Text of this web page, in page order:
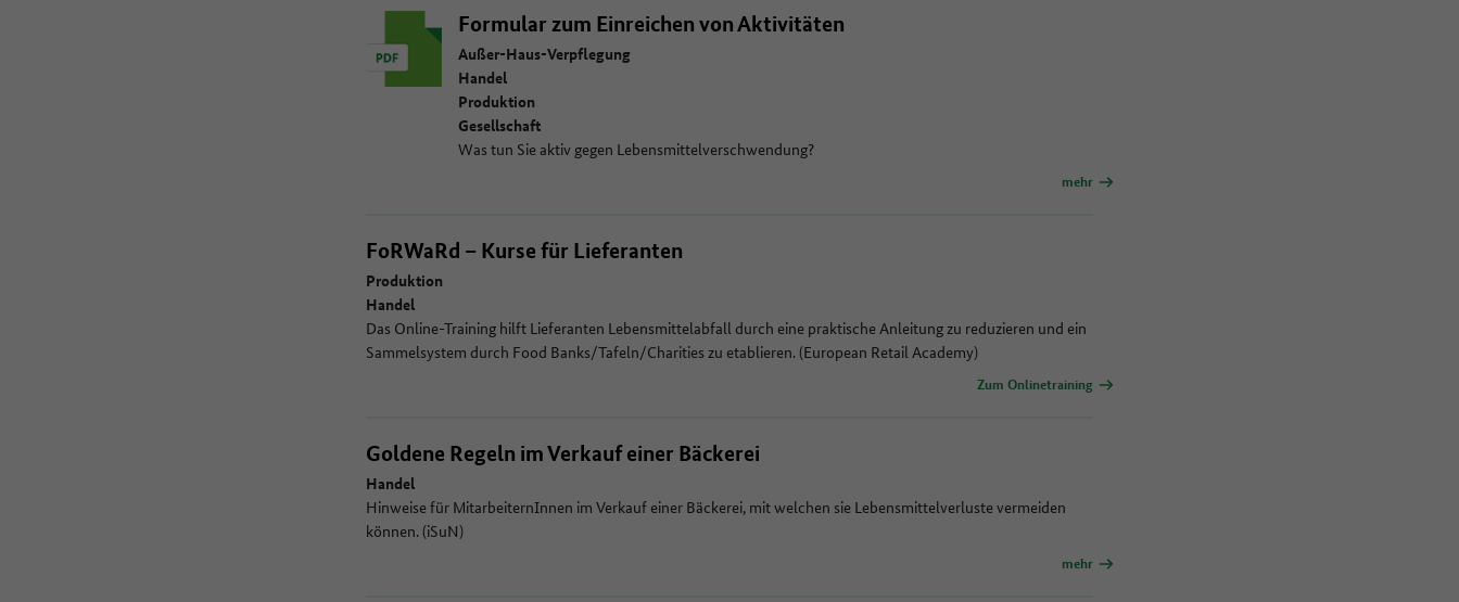
Formular zum Einreichen von Aktivitäten
Außer-Haus-Verpflegung
Handel
Produktion
Gesellschaft
Was tun Sie aktiv gegen Lebensmittelverschwendung?
mehr
FoRWaRd – Kurse für Lieferanten
Produktion
Handel
Das Online-Training hilft Lieferanten Lebensmittelabfall durch eine praktische Anleitung zu reduzieren und ein
Sammelsystem durch Food Banks/Tafeln/Charities zu etablieren. (European Retail Academy)
Zum Onlinetraining
Goldene Regeln im Verkauf einer Bäckerei
Handel
Hinweise für MitarbeiternInnen im Verkauf einer Bäckerei, mit welchen sie Lebensmittelverluste vermeiden
können. (iSuN)
mehr